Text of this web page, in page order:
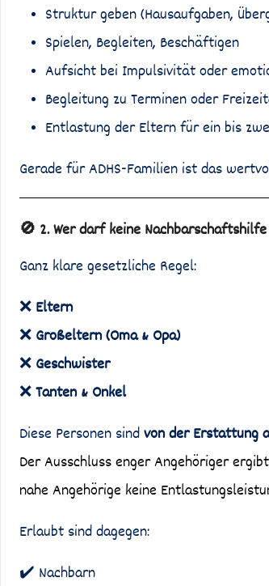
Struktur geben (Hausaufgaben,
Spielen, Begleiten, Beschäftigen
Aufsicht bei Impulsivität oder
Begleitung zu Terminen oder
Entlastung der Eltern für ein bis
Gerade für ADHS-Familien ist das
🚫 2. Wer darf keine
Ganz klare gesetzliche Regel:
❌ Eltern
❌ Großeltern (Oma & Opa)
❌ Geschwister
❌Tanten & Onkel
Diese Personen sindvon der Erstattung
Der Ausschluss enger Angehöriger
nahe Angehörige keine
Erlaubt sind dagegen:
✔️ Nachbarn